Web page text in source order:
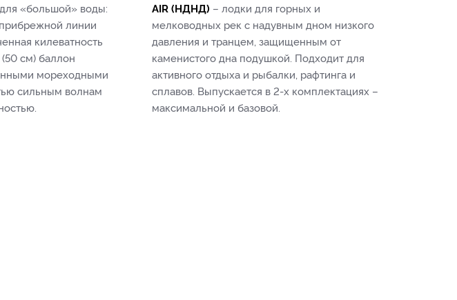
«большой» воды:
линии
килеватность
см) баллон
мореходными
сильным волнам
AIR (НДНД) – лодки для горных и
мелководных рек с надувным дном низкого
давления и транцем, защищенным от
каменистого дна подушкой. Подходит для
активного отдыха и рыбалки, рафтинга и
сплавов. Выпускается в 2-х комплектациях –
максимальной и базовой.